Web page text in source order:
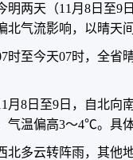
明两天（11月8日至9
北气流影响，以晴天
时至今天07时，全
月8日至9日，自北向
气温偏高3～4℃。具
北多云转阵雨，其他